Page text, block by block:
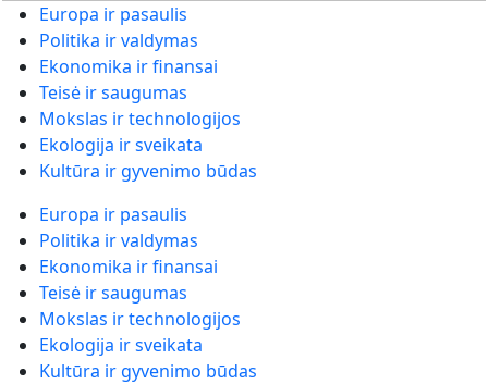
Europa ir pasaulis
Politika ir valdymas
Ekonomika ir finansai
Teisė ir saugumas
Mokslas ir technologijos
Ekologija ir sveikata
Kultūra ir gyvenimo būdas
Europa ir pasaulis
Politika ir valdymas
Ekonomika ir finansai
Teisė ir saugumas
Mokslas ir technologijos
Ekologija ir sveikata
Kultūra ir gyvenimo būdas